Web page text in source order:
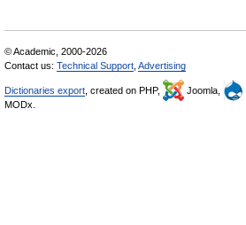
© Academic, 2000-2026
Contact us: Technical Support Advertising
Dictionaries export , created on PHP, Joomla,
MODx.